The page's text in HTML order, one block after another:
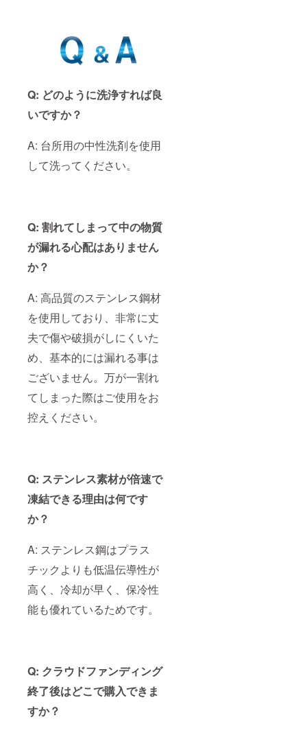
Q: どのように洗浄すれば良
いですか？
A: 台所用の中性洗剤を使用
して洗ってください。
Q: 割れてしまって中の物質
が漏れる心配はありません
か？
A: 高品質のステンレス鋼材
を使用しており、非常に丈
夫で傷や破損がしにくいた
め、基本的には漏れる事は
ございません。万が一割れ
てしまった際はご使用をお
控えください。
Q: ステンレス素材が倍速で
凍結できる理由は何です
か？
A: ステンレス鋼はプラス
チックよりも低温伝導性が
高く、冷却が早く、保冷性
能も優れているためです。
Q: クラウドファンディング
終了後はどこで購入できま
すか？